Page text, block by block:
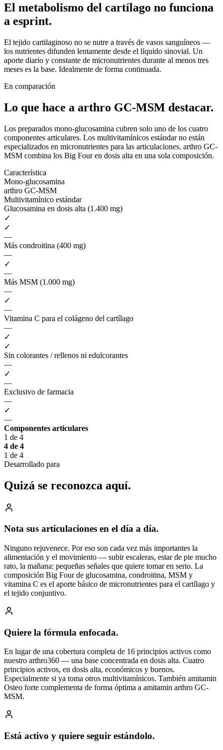
El metabolismo del cartílago no funciona
a esprint.
El tejido cartilaginoso no se nutre a través de vasos sanguíneos —
los nutrientes difunden lentamente desde el líquido sinovial. Un
aporte diario y constante de micronutrientes durante al menos tres
meses es la base. Idealmente de forma continuada.
En comparación
Lo que hace a arthro GC-MSM destacar.
Los preparados mono-glucosamina cubren solo uno de los cuatro
componentes articulares. Los multivitamínicos estándar no están
especializados en micronutrientes para las articulaciones. arthro GC-
MSM combina los Big Four en dosis alta en una sola composición.
Característica
Mono-glucosamina
arthro GC-MSM
Multivitamínico estándar
Glucosamina en dosis alta (1.400 mg)
✓
✓
—
Más condroitina (400 mg)
—
✓
—
Más MSM (1.000 mg)
—
✓
—
Vitamina C para el colágeno del cartílago
—
✓
✓
Sin colorantes / rellenos ni edulcorantes
—
✓
—
Exclusivo de farmacia
—
✓
—
Componentes articulares
1 de 4
4 de 4
1 de 4
Desarrollado para
Quizá se reconozca aquí.
Nota sus articulaciones en el día a día.
Ninguno rejuvenece. Por eso son cada vez más importantes la
alimentación y el movimiento — subir escaleras, estar de pie mucho
rato, la mañana: pequeñas señales que quiere tomar en serio. La
composición Big Four de glucosamina, condroitina, MSM y
vitamina C es el aporte básico de micronutrientes para el cartílago y
el tejido conjuntivo.
Quiere la fórmula enfocada.
En lugar de una cobertura completa de 16 principios activos como
nuestro arthro360 — una base concentrada en dosis alta. Cuatro
principios activos, en dosis alta, económicos y buenos.
Especialmente si ya toma otros multivitamínicos. También amitamin
Osteo forte complementa de forma óptima a amitamin arthro GC-
MSM.
Está activo y quiere seguir estándolo.